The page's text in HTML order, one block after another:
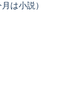
は小説）